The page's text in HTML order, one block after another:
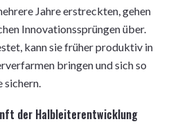
Jahre erstreckten, gehen
Innovationssprüngen über.
kann sie früher produktiv in
bringen und sich so
sichern.
der Halbleiterentwicklung